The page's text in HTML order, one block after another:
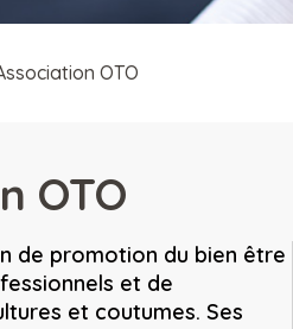
OTO
OTO
de promotion du bien être
et de
et coutumes. Ses